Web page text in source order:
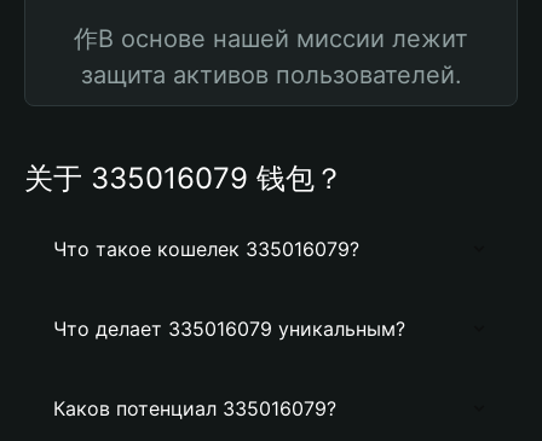
作В основе нашей миссии лежит
защита активов пользователей.
关于 335016079 钱包？
Что такое кошелек 335016079?
Что делает 335016079 уникальным?
Каков потенциал 335016079?